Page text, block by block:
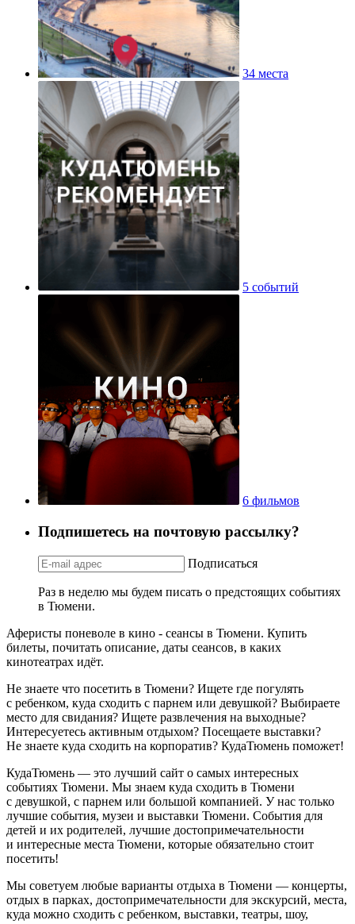
34 места
5 событий
6 фильмов
Подпишетесь на почтовую рассылку?
Подписаться
Раз в неделю мы будем писать о предстоящих событиях
в Тюмени.
Аферисты поневоле в кино - сеансы в Тюмени. Купить
билеты, почитать описание, даты сеансов, в каких
кинотеатрах идёт.
Не знаете что посетить в Тюмени? Ищете где погулять
с ребенком, куда сходить с парнем или девушкой? Выбираете
место для свидания? Ищете развлечения на выходные?
Интересуетесь активным отдыхом? Посещаете выставки?
Не знаете куда сходить на корпоратив? КудаТюмень поможет!
КудаТюмень — это лучший сайт о самых интересных
событиях Тюмени. Мы знаем куда сходить в Тюмени
с девушкой, с парнем или большой компанией. У нас только
лучшие события, музеи и выставки Тюмени. События для
детей и их родителей, лучшие достопримечательности
и интересные места Тюмени, которые обязательно стоит
посетить!
Мы советуем любые варианты отдыха в Тюмени — концерты,
отдых в парках, достопримечательности для экскурсий, места,
куда можно сходить с ребенком, выставки, театры, шоу,